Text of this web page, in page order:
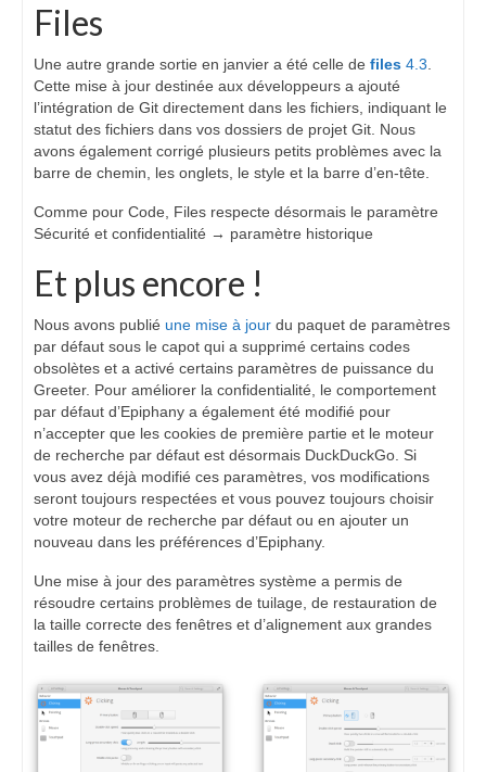
Files
Une autre grande sortie en janvier a été celle de files 4.3
Cette mise à jour destinée aux développeurs a ajouté
l’intégration de Git directement dans les fichiers, indiquant le
statut des fichiers dans vos dossiers de projet Git. Nous
avons également corrigé plusieurs petits problèmes avec la
barre de chemin, les onglets, le style et la barre d’en-tête.
Comme pour Code, Files respecte désormais le paramètre
Sécurité et confidentialité → paramètre historique
Et plus encore !
Nous avons publié une mise à jour du paquet de paramètres
par défaut sous le capot qui a supprimé certains codes
obsolètes et a activé certains paramètres de puissance du
Greeter. Pour améliorer la confidentialité, le comportement
par défaut d’Epiphany a également été modifié pour
n’accepter que les cookies de première partie et le moteur
de recherche par défaut est désormais DuckDuckGo. Si
vous avez déjà modifié ces paramètres, vos modifications
seront toujours respectées et vous pouvez toujours choisir
votre moteur de recherche par défaut ou en ajouter un
nouveau dans les préférences d’Epiphany.
Une mise à jour des paramètres système a permis de
résoudre certains problèmes de tuilage, de restauration de
la taille correcte des fenêtres et d’alignement aux grandes
tailles de fenêtres.